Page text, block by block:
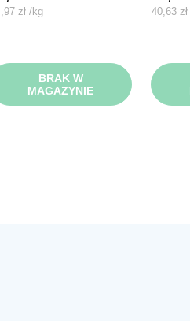
zł /kg
BRAK W
MAGAZYNIE
40,63 zł